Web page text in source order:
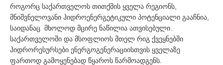
როგორც საქართველოს თითქმის ყველა რეგიონს,
მნიშვნელოვანი ჰიდროენერგეტიკული პოტენციალი გააჩნია,
საიდანაც მხოლოდ მცირე ნაწილია ათვისებული.
საქართველოში და მსოფლიოს მთელ რიგ ქვეყნებში
ჰიდრორესურსები ენერგოგენერაციისთვის ყველაზე
ფართოდ გამოყენებად წყაროს წარმოადგენს.